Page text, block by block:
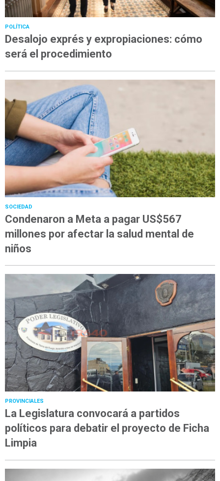
POLÍTICA
Desalojo exprés y expropiaciones: cómo
será el procedimiento
SOCIEDAD
Condenaron a Meta a pagar US$567
millones por afectar la salud mental de
niños
PROVINCIALES
La Legislatura convocará a partidos
políticos para debatir el proyecto de Ficha
Limpia